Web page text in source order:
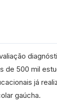
de 500 mil
já
gaúcha.